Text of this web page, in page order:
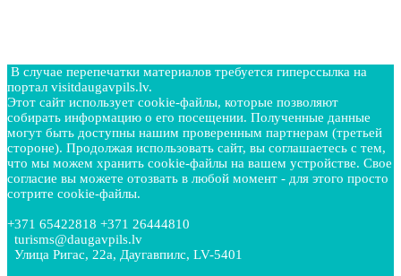
В случае перепечатки материалов требуется гиперссылка на
портал visitdaugavpils.lv.
Этот сайт использует cookie-файлы, которые позволяют
собирать информацию о его посещении. Полученные данные
могут быть доступны нашим проверенным партнерам (третьей
стороне). Продолжая использовать сайт, вы соглашаетесь с тем,
что мы можем хранить cookie-файлы на вашем устройстве. Свое
согласие вы можете отозвать в любой момент - для этого просто
сотрите cookie-файлы.
+371 65422818 +371 26444810
turisms@daugavpils.lv
Улица Ригас, 22a, Даугавпилс, LV-5401